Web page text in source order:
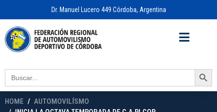
Dr. Manuel Lucero 449 Córdoba, Argentina
Search
for:
Search Button
HOME
AUTOMOVILÍSMO